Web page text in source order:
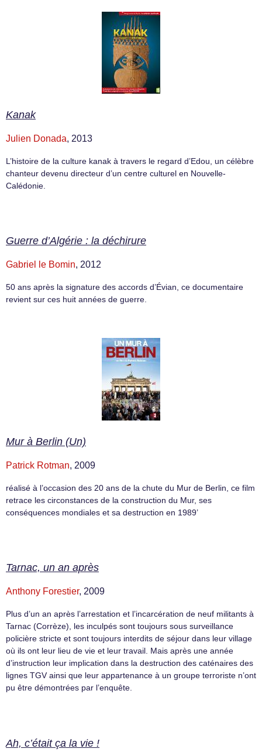
Kanak
Julien Donada, 2013
L’histoire de la culture kanak à travers le regard d’Edou, un célèbre
chanteur devenu directeur d’un centre culturel en Nouvelle-
Calédonie.
Guerre d’Algérie : la déchirure
Gabriel le Bomin, 2012
50 ans après la signature des accords d’Évian, ce documentaire
revient sur ces huit années de guerre.
Mur à Berlin (Un)
Patrick Rotman, 2009
réalisé à l’occasion des 20 ans de la chute du Mur de Berlin, ce film
retrace les circonstances de la construction du Mur, ses
conséquences mondiales et sa destruction en 1989’
Tarnac, un an après
Anthony Forestier, 2009
Plus d’un an après l’arrestation et l’incarcération de neuf militants à
Tarnac (Corrèze), les inculpés sont toujours sous surveillance
policière stricte et sont toujours interdits de séjour dans leur village
où ils ont leur lieu de vie et leur travail. Mais après une année
d’instruction leur implication dans la destruction des caténaires des
lignes TGV ainsi que leur appartenance à un groupe terroriste n’ont
pu être démontrées par l’enquête.
Ah, c’était ça la vie !